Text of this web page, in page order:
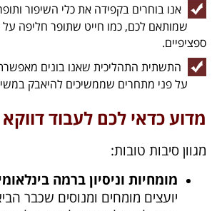
אנו בוחרים בקפידה את כלי השיפור
שמותאם לכם, כמו חייט שתופר חליפה על
ספציפיים.
התשתית התהליכית שאנו בונים מאפשרת
על פני מתחרים שממשיכים להיאבק
מדוע כדאי לכם לעבוד דווקא
מגוון סיבות טובות:
מומחיות וניסיון ברמה
יועצים מומחים ומנוסים שכבר